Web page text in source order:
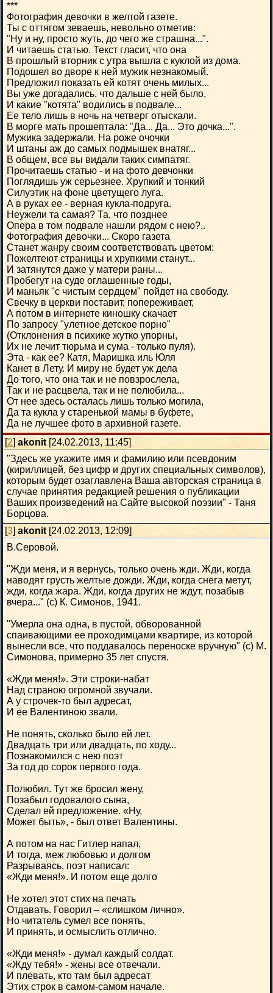
***
Фотография девочки в желтой газете.
Ты с оттягом зеваешь, невольно отметив:
"Ну и ну, просто жуть, до чего же страшна...".
И читаешь статью. Текст гласит, что она
В прошлый вторник с утра вышла с куклой из дома.
Подошел во дворе к ней мужик незнакомый.
Предложил показать ей котят очень милых...
Вы уже догадались, что дальше с ней было,
И какие "котята" водились в подвале...
Ее тело лишь в ночь на четверг отыскали.
В морге мать прошептала: "Да... Да... Это дочка...".
Мужика задержали. На роже очочки
И штаны аж до самых подмышек внатяг...
В общем, все вы видали таких симпатяг.
Прочитаешь статью - и на фото девчонки
Поглядишь уж серьезнее. Хрупкий и тонкий
Силуэтик на фоне цветущего луга.
А в руках ее - верная кукла-подруга.
Неужели та самая? Та, что позднее
Опера в том подвале нашли рядом с нею?..
Фотография девочки... Скоро газета
Станет жанру своим соответствовать цветом:
Пожелтеют страницы и хрупкими станут...
И затянутся даже у матери раны...
Пробегут на суде оглашенные годы,
И маньяк "с чистым сердцем" пойдет на свободу.
Свечку в церкви поставит, попереживает,
А потом в интернете киношку скачает
По запросу "улетное детское порно"
(Отклонения в психике жутко упорны,
Их не лечит тюрьма и сума - только пуля).
Эта - как ее? Катя, Маришка иль Юля
Канет в Лету. И миру не будет уж дела
До того, что она так и не повзрослела,
Так и не расцвела, так и не полюбила...
От нее здесь осталась лишь только могила,
Да та кукла у старенькой мамы в буфете,
Да не лучшее фото в архивной газете.
[2] akonit [24.02.2013, 11:45]
"Здесь же укажите имя и фамилию или псевдоним
(кириллицей, без цифр и других специальных символов),
которым будет озаглавлена Ваша авторская страница в
случае принятия редакцией решения о публикации
Ваших произведений на Сайте высокой поэзии" - Таня
Борцова.
[3] akonit [24.02.2013, 12:09]
В.Серовой.
"Жди меня, и я вернусь, только очень жди. Жди, когда
наводят грусть желтые дожди. Жди, когда снега метут,
жди, когда жара. Жди, когда других не ждут, позабыв
вчера..." (с) К. Симонов, 1941.
"Умерла она одна, в пустой, обворованной
спаивающими ее проходимцами квартире, из которой
вынесли все, что поддавалось переноске вручную" (с) М.
Симонова, примерно 35 лет спустя.
«Жди меня!». Эти строки-набат
Над страною огромной звучали.
А у строчек-то был адресат,
И ее Валентиною звали.
Не понять, сколько было ей лет.
Двадцать три или двадцать, по ходу...
Познакомился с нею поэт
За год до сорок первого года.
Полюбил. Тут же бросил жену,
Позабыл годовалого сына,
Сделал ей предложение. «Ну,
Может быть», - был ответ Валентины.
А потом на нас Гитлер напал,
И тогда, меж любовью и долгом
Разрываясь, поэт написал:
«Жди меня!». И потом еще долго
Не хотел этот стих на печать
Отдавать. Говорил – «слишком лично».
Но читатель сумел все понять,
И принять, и осмыслить отлично.
«Жди меня!» - думал каждый солдат.
«Жду тебя!» - жены все отвечали.
И плевать, кто там был адресат
Этих строк в самом-самом начале.